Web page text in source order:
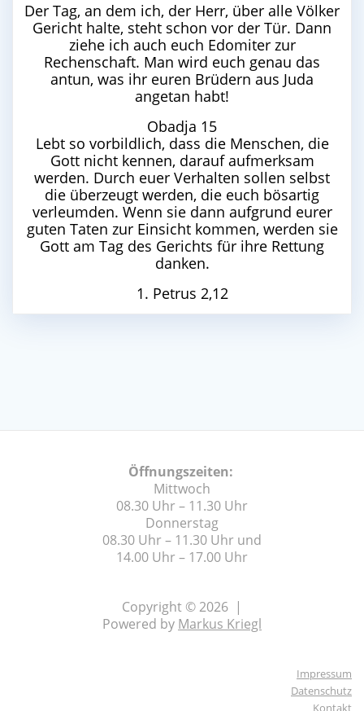
Der Tag, an dem ich, der Herr, über alle Völker
Gericht halte, steht schon vor der Tür. Dann
ziehe ich auch euch Edomiter zur
Rechenschaft. Man wird euch genau das
antun, was ihr euren Brüdern aus Juda
angetan habt!
Obadja 15
Lebt so vorbildlich, dass die Menschen, die
Gott nicht kennen, darauf aufmerksam
werden. Durch euer Verhalten sollen selbst
die überzeugt werden, die euch bösartig
verleumden. Wenn sie dann aufgrund eurer
guten Taten zur Einsicht kommen, werden sie
Gott am Tag des Gerichts für ihre Rettung
danken.
1. Petrus 2,12
Öffnungszeiten:
Mittwoch
08.30 Uhr – 11.30 Uhr
Donnerstag
08.30 Uhr – 11.30 Uhr und
14.00 Uhr – 17.00 Uhr
Copyright © 2026 |
Powered by Markus Kriegl
Impressum
Datenschutz
Kontakt